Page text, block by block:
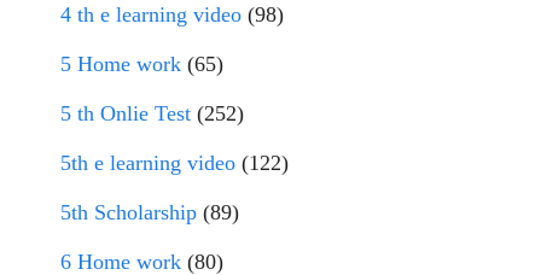
4 th e learning video (98)
5 Home work (65)
5 th Onlie Test (252)
5th e learning video (122)
5th Scholarship (89)
6 Home work (80)